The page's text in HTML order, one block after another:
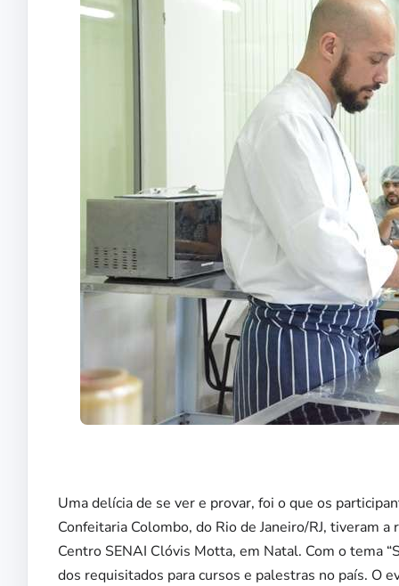
Uma delícia de se ver e provar, foi o que os
Confeitaria Colombo, do Rio de Janeiro/RJ, tiveram
Centro SENAI Clóvis Motta, em Natal. Com o tema
dos requisitados para cursos e palestras no país. O